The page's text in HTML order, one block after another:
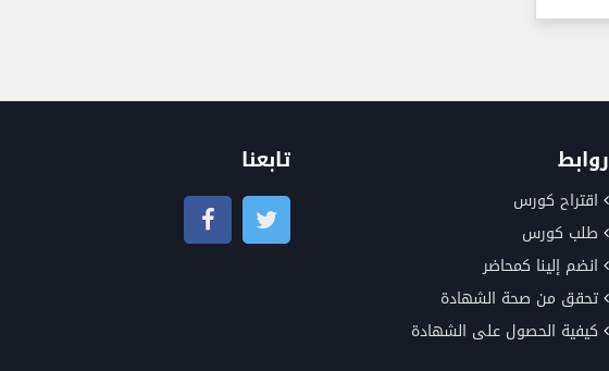
روابط
اقتراح كورس
طلب كورس
انضم إلينا كمحاضر
تحقق من صحة الشهادة
كيفية الحصول على الشهادة
تابعنا